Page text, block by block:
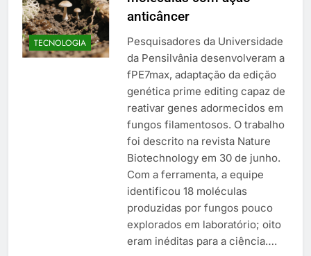
TECNOLOGIA
anticâncer
Pesquisadores da Universidade
da Pensilvânia desenvolveram a
fPE7max, adaptação da edição
genética prime editing capaz de
reativar genes adormecidos em
fungos filamentosos. O trabalho
foi descrito na revista Nature
Biotechnology em 30 de junho.
Com a ferramenta, a equipe
identificou 18 moléculas
produzidas por fungos pouco
explorados em laboratório; oito
eram inéditas para a ciência….